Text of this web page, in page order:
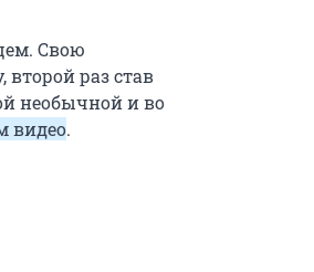
Свою
раз став
необычной и во
видео.